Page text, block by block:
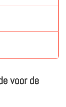
voor de